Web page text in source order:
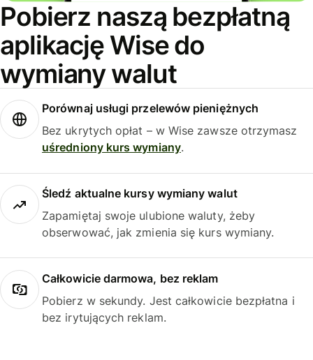
Pobierz naszą bezpłatną
aplikację Wise do
wymiany walut
Porównaj usługi przelewów pieniężnych
Bez ukrytych opłat – w Wise zawsze otrzymasz
uśredniony kurs wymiany.
Śledź aktualne kursy wymiany walut
Zapamiętaj swoje ulubione waluty, żeby
obserwować, jak zmienia się kurs wymiany.
Całkowicie darmowa, bez reklam
Pobierz w sekundy. Jest całkowicie bezpłatna i
bez irytujących reklam.